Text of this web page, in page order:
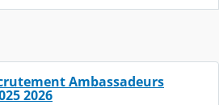
Ambassadeurs
2026